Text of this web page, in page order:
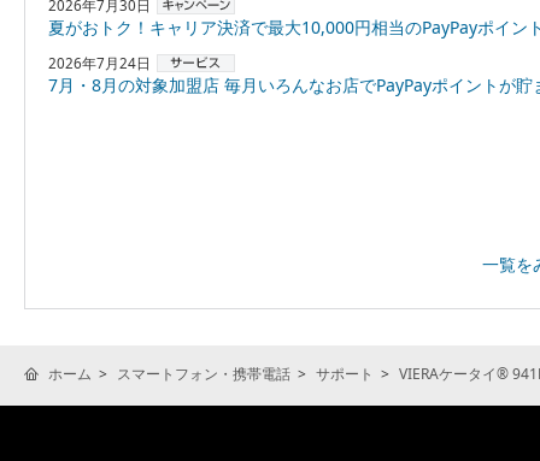
2026年7月30日
夏がおトク！キャリア決済で最大10,000円相当のPayPayポイントプレゼント
2026年7月24日
7月・8月の対象加盟店 毎月いろんなお店でPayPayポイントが貯まる！「スーパーPayPayクーポ
一覧を
ホーム スマートフォン・携帯電話 サポート VIERAケータイ®